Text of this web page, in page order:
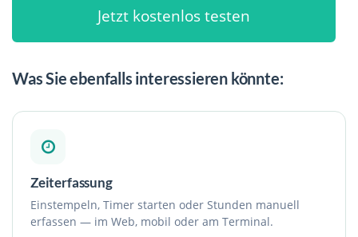
Jetzt kostenlos testen
Was Sie ebenfalls interessieren könnte:
Zeiterfassung
Einstempeln, Timer starten oder Stunden manuell
erfassen — im Web, mobil oder am Terminal.